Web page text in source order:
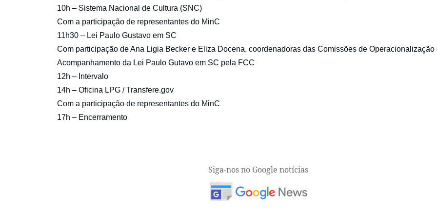
10h – Sistema Nacional de Cultura (SNC)
Com a participação de representantes do MinC
11h30 – Lei Paulo Gustavo em SC
Com participação de Ana Ligia Becker e Eliza Docena, coordenadoras das Comissões de Operacionalização
Acompanhamento da Lei Paulo Gutavo em SC pela FCC
12h – Intervalo
14h – Oficina LPG / Transfere.gov
Com a participação de representantes do MinC
17h – Encerramento
Siga-nos no Google notícias